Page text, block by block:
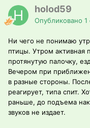
holod59
Опубликовано 1
Ни чего не понимаю
птицы. Утром активная
протянутую палочку,
Вечером при
в разные стороны.
реагирует, типа спит.
раньше, до подъема
звуков не издает.